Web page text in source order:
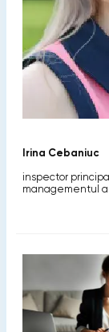
Irina Cebaniuc
inspector
managementul